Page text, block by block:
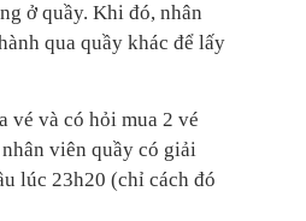
ở quầy. Khi đó, nhân
qua quầy khác để lấy
vé và có hỏi mua 2 vé
viên quầy có giải
lúc 23h20 (chỉ cách đó